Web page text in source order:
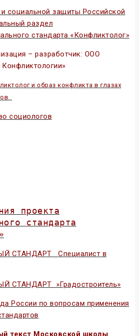
социальной защиты Российской
раздел
стандарта «Конфликтолог»
– разработчик: ООО
и образ конфликта в глазах
социологов
проекта
стандарта
СТАНДАРТ Специалист в
СТАНДАРТ »Градостроитель»
России по вопросам применения
текст Московской школы